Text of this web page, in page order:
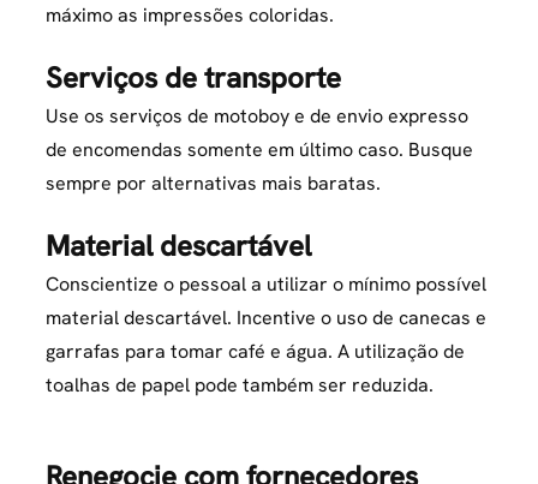
máximo as impressões coloridas.
Serviços de transporte
Use os serviços de motoboy e de envio expresso
de encomendas somente em último caso. Busque
sempre por alternativas mais baratas.
Material descartável
Conscientize o pessoal a utilizar o mínimo possível
material descartável. Incentive o uso de canecas e
garrafas para tomar café e água. A utilização de
toalhas de papel pode também ser reduzida.
Renegocie com fornecedores